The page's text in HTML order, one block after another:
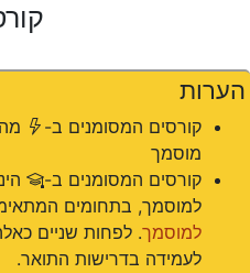
הערות
קורסים המסומנים ב- (*)
מוסמך
קורסים המסומנים ב-
(#)
למוסמך, בתחומים
למוסמך. לפחות שניים
לעמידה בדרישות התואר.